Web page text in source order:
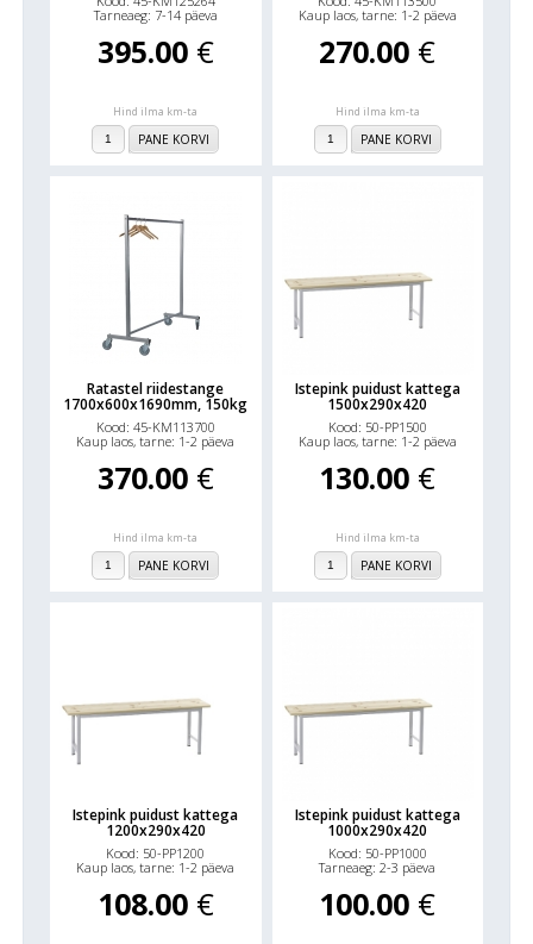
Tarneaeg: 7-14 päeva
395.00 €
Hind ilma km-ta
PANE KORVI
Kaup laos, tarne: 1-2 päeva
270.00 €
Hind ilma km-ta
PANE KORVI
Ratastel riidestange
1700x600x1690mm, 150kg
Kood: 45-KM113700
Kaup laos, tarne: 1-2 päeva
370.00 €
Hind ilma km-ta
PANE KORVI
Istepink puidust kattega
1500x290x420
Kood: 50-PP1500
Kaup laos, tarne: 1-2 päeva
130.00 €
Hind ilma km-ta
PANE KORVI
Istepink puidust kattega
1200x290x420
Kood: 50-PP1200
Kaup laos, tarne: 1-2 päeva
108.00 €
Istepink puidust kattega
1000x290x420
Kood: 50-PP1000
Tarneaeg: 2-3 päeva
100.00 €